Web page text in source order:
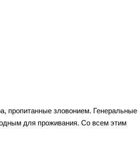
пропитанные зловонием. Генеральные
для проживания. Со всем этим